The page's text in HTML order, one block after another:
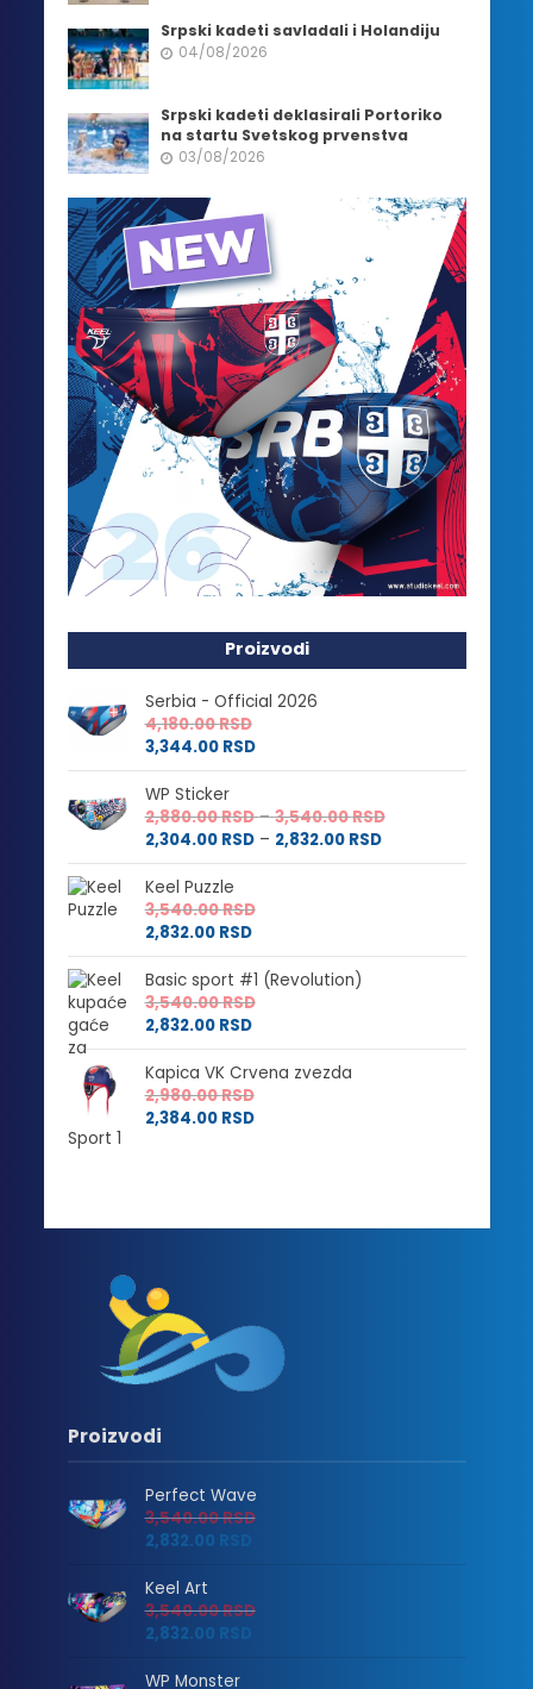
Srpski kadeti savladali i Holandiju
04/08/2026
Srpski kadeti deklasirali Portoriko
na startu Svetskog prvenstva
03/08/2026
Proizvodi
Serbia - Official 2026
4,180.00RSD
3,344.00 RSD
WP Sticker
2,880.00RSD – 3,540.00RSDRaspon
od
2,304.00 RSD – 2,832.00 RSDRaspon
cena:
2,832.00 RSD
Keel Puzzle
3,540.00RSD
2,832.00 RSD
Basic sport #1 (Revolution)
3,540.00RSD
2,832.00 RSD
Kapica VK Crvena zvezda
2,980.00RSD
2,384.00 RSD
Proizvodi
Perfect Wave
3,540.00RSD
2,832.00 RSD
Keel Art
3,540.00RSD
2,832.00 RSD
WP Monster